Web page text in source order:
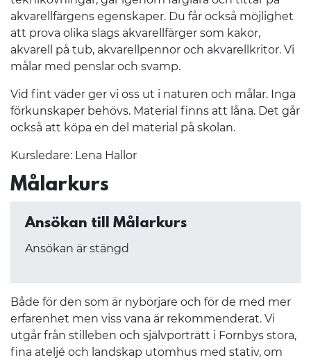
akvarellfärgens egenskaper. Du får också möjlighet
att prova olika slags akvarellfärger som kakor,
akvarell på tub, akvarellpennor och akvarellkritor. Vi
målar med penslar och svamp.
Vid fint väder ger vi oss ut i naturen och målar. Inga
förkunskaper behövs. Material finns att låna. Det går
också att köpa en del material på skolan.
Kursledare: Lena Hallor
Målarkurs
Ansökan till Målarkurs
Ansökan är stängd
Både för den som är nybörjare och för de med mer
erfarenhet men viss vana är rekommenderat. Vi
utgår från stilleben och självporträtt i Fornbys stora,
fina ateljé och landskap utomhus med stativ, om